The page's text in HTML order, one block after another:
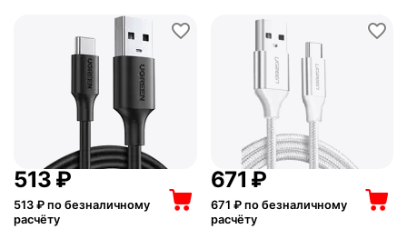
‍513‍ ₽
513 ₽ по безналичному
расчёту
‍671‍ ₽
671 ₽ по безналичному
расчёту